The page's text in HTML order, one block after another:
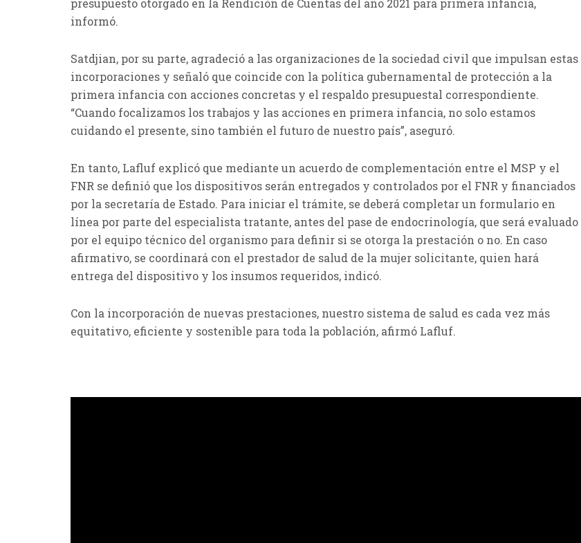
presupuesto otorgado en la Rendición de Cuentas del año 2021 para primera infancia,
informó.
Satdjian, por su parte, agradeció a las organizaciones de la sociedad civil que impulsan estas
incorporaciones y señaló que coincide con la política gubernamental de protección a la
primera infancia con acciones concretas y el respaldo presupuestal correspondiente.
“Cuando focalizamos los trabajos y las acciones en primera infancia, no solo estamos
cuidando el presente, sino también el futuro de nuestro país”, aseguró.
En tanto, Lafluf explicó que mediante un acuerdo de complementación entre el MSP y el
FNR se definió que los dispositivos serán entregados y controlados por el FNR y financiados
por la secretaría de Estado. Para iniciar el trámite, se deberá completar un formulario en
línea por parte del especialista tratante, antes del pase de endocrinología, que será evaluado
por el equipo técnico del organismo para definir si se otorga la prestación o no. En caso
afirmativo, se coordinará con el prestador de salud de la mujer solicitante, quien hará
entrega del dispositivo y los insumos requeridos, indicó.
Con la incorporación de nuevas prestaciones, nuestro sistema de salud es cada vez más
equitativo, eficiente y sostenible para toda la población, afirmó Lafluf.